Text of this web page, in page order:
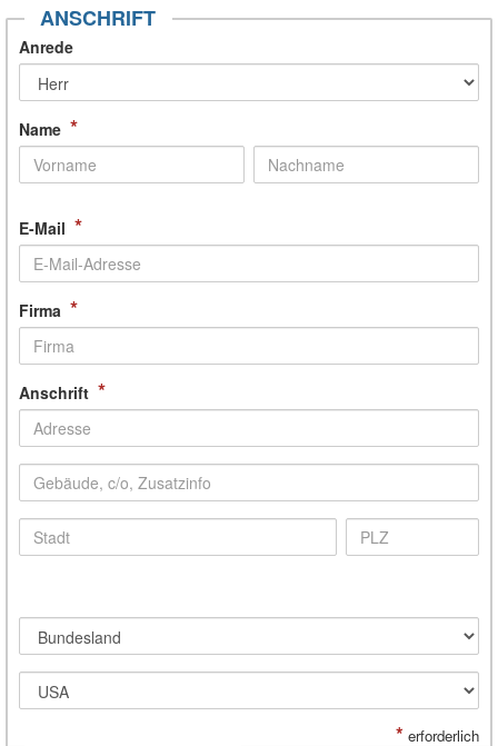
ANSCHRIFT
Anrede
Name *
E-Mail *
Firma *
Anschrift *
* erforderlich